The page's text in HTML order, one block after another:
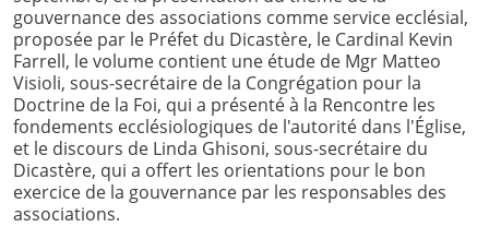
gouvernance des associations comme service ecclésial,
proposée par le Préfet du Dicastère, le Cardinal Kevin
Farrell, le volume contient une étude de Mgr Matteo
Visioli, sous-secrétaire de la Congrégation pour la
Doctrine de la Foi, qui a présenté à la Rencontre les
fondements ecclésiologiques de l'autorité dans l'Église,
et le discours de Linda Ghisoni, sous-secrétaire du
Dicastère, qui a offert les orientations pour le bon
exercice de la gouvernance par les responsables des
associations.